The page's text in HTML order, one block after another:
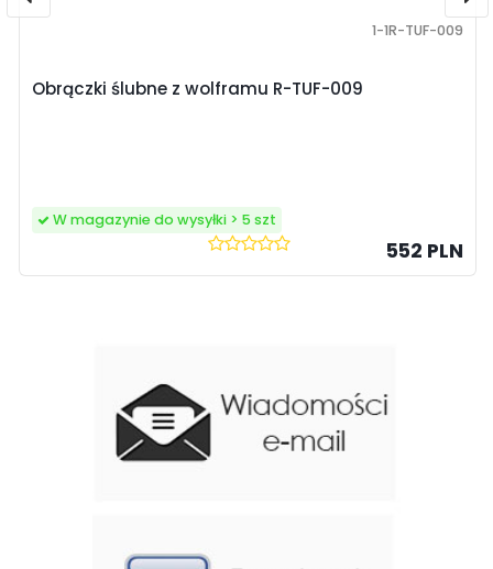
Obrączki ślubne z wolframu R-TUF-009
1-1R-TUF-009
552 PLN
W magazynie do wysyłki > 5 szt